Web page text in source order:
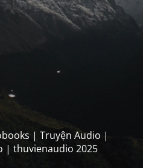
| Truyện Audio |
| thuvienaudio 2025